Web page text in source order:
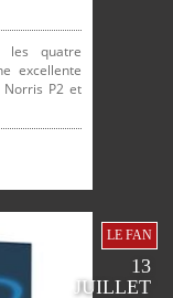
les quatre
excellente
Norris P2 et
LE FAN
13
JUILLET